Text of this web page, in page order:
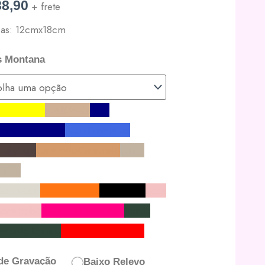
+ frete
12cmx18cm
Montana
Gravação
Baixo Relevo